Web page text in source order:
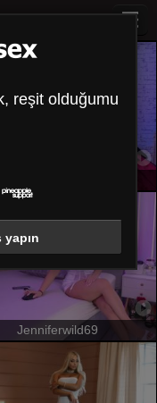
Jenniferwild69
reşit olduğumu
yapın